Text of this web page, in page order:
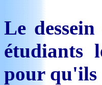
Le
étudiants
pour qu'ils